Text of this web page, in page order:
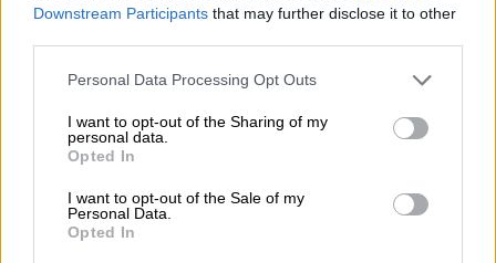
Downstream Participants that may further disclose it to other
Please note that this website/app uses one or more Google
not limited to your visit or usage behaviour. You may click to
grant or deny consent to Google and its third-party tags to
use your data for below specified purposes in below Google
consent section.
Personal Data Processing Opt Outs
I want to opt-out of the Sharing of my
personal data.
Opted In
I want to opt-out of the Sale of my
Personal Data.
Opted In